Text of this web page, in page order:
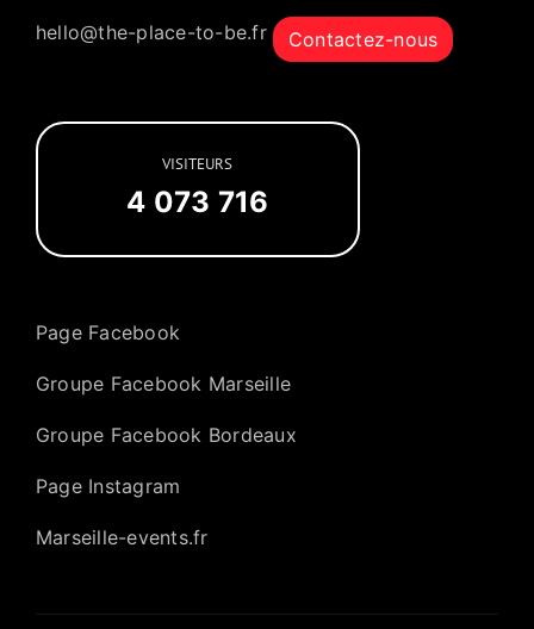
hello@the-place-to-be.fr Contactez-nous
VISITEURS
4 073 716
Page Facebook
Groupe Facebook Marseille
Groupe Facebook Bordeaux
Page Instagram
Marseille-events.fr